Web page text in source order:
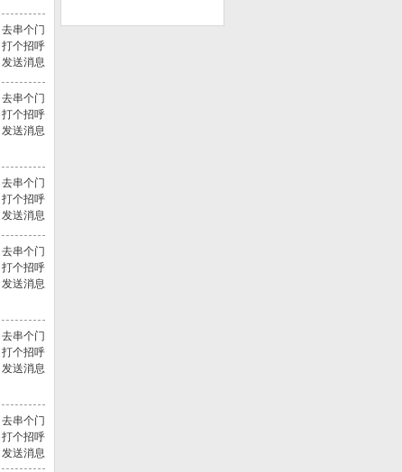
去串个门
打个招呼
发送消息
去串个门
打个招呼
发送消息
去串个门
打个招呼
发送消息
去串个门
打个招呼
发送消息
去串个门
打个招呼
发送消息
去串个门
打个招呼
发送消息